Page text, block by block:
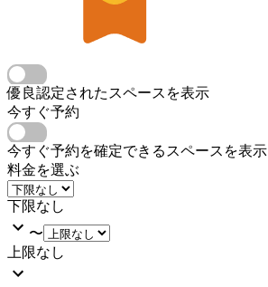
優良認定されたスペースを表示
今すぐ予約
今すぐ予約を確定できるスペースを表示
料金を選ぶ
下限なし
〜
上限なし